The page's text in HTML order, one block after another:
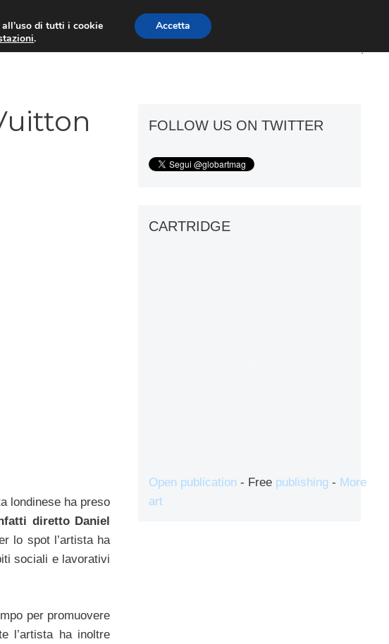
ART GOSSIP FIERE GALLERIE
londinese ha preso
diretto Daniel
lo spot l’artista ha
sociali e lavorativi
per promuovere
l’artista ha inoltre
FOLLOW US ON TWITTER
CARTRIDGE
Open publication - Free publishing - More
art
di tutti i cookie
.
Accetta